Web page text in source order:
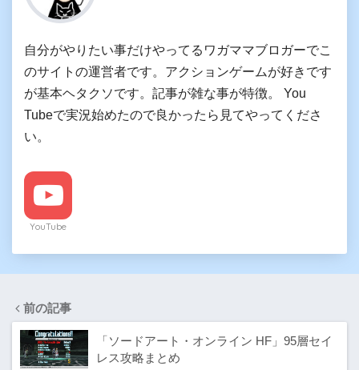
自分がやりたい事だけやってるワガママブロガーでこ
のサイトの運営者です。アクションゲームが好きです
が基本ヘタクソです。記事が雑な事が特徴。 You
Tubeで実況始めたので良かったら見てやってくださ
い。
YouTube
前の記事
「ソードアート・オンライン HF」95層セイ
レス攻略まとめ